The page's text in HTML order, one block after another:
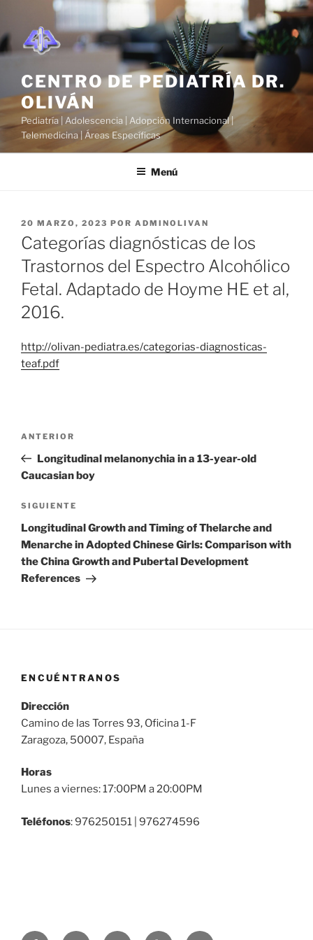
contenido
CENTRO DE PEDIATRÍA DR.
OLIVÁN
Pediatría | Adolescencia | Adopción Internacional |
Telemedicina | Áreas Específicas
Menú
PUBLICADO
EL
20 MARZO, 2023 POR ADMINOLIVAN
Categorías diagnósticas de los
Trastornos del Espectro Alcohólico
Fetal. Adaptado de Hoyme HE et al,
2016.
http://olivan-pediatra.es/categorias-diagnosticas-
teaf.pdf
entradas
Entrada
anterior:
ANTERIOR
Longitudinal melanonychia in a 13-year-old
Caucasian boy
Siguiente
entrada
SIGUIENTE
Longitudinal Growth and Timing of Thelarche and
Menarche in Adopted Chinese Girls: Comparison with
the China Growth and Pubertal Development
References
ENCUÉNTRANOS
Dirección
Camino de las Torres 93, Oficina 1-F
Zaragoza, 50007, España
Horas
Lunes a viernes: 17:00PM a 20:00PM
Teléfonos: 976250151 | 976274596